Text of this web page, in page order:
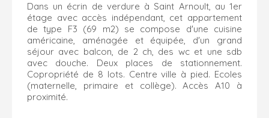
Dans un écrin de verdure à Saint Arnoult, au 1er
étage avec accès indépendant, cet appartement
de type F3 (69 m2) se compose d'une cuisine
américaine, aménagée et équipée, d'un grand
séjour avec balcon, de 2 ch, des wc et une sdb
avec douche. Deux places de stationnement.
Copropriété de 8 lots. Centre ville à pied. Ecoles
(maternelle, primaire et collège). Accès A10 à
proximité.